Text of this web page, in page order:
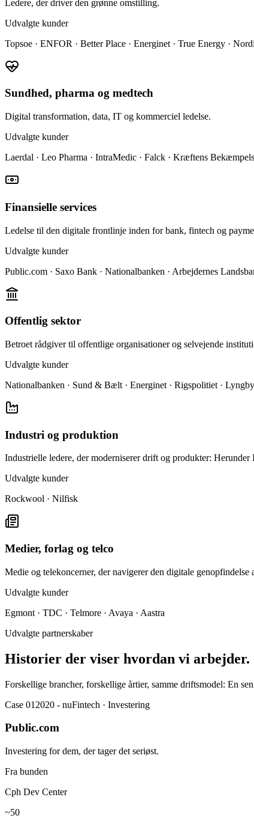
Ledere, der driver den grønne omstilling.
Udvalgte kunder
Topsoe · ENFOR · Better Place · Energinet · True Energy ·
Sundhed, pharma og medtech
Digital transformation, data, IT og kommerciel ledelse.
Udvalgte kunder
Laerdal · Leo Pharma · IntraMedic · Falck · Kræftens
Finansielle services
Ledelse til den digitale frontlinje inden for bank, fintech og
Udvalgte kunder
Public.com · Saxo Bank · Nationalbanken · Arbejdernes
Offentlig sektor
Betroet rådgiver til offentlige organisationer og selvejende
Udvalgte kunder
Nationalbanken · Sund & Bælt · Energinet · Rigspolitiet ·
Industri og produktion
Industrielle ledere, der moderniserer drift og produkter:
Udvalgte kunder
Rockwool · Nilfisk
Medier, forlag og telco
Medie og telekoncerner, der navigerer den digitale
Udvalgte kunder
Egmont · TDC · Telmore · Avaya · Aastra
Udvalgte partnerskaber
Historier der viser hvordan vi arbejder.
Forskellige brancher, forskellige årtier, samme driftsmodel: En
Case 01 2020 - nuFintech · Investering
Public.com
Investering for dem, der tager det seriøst.
Fra bunden
Cph Dev Center
~50